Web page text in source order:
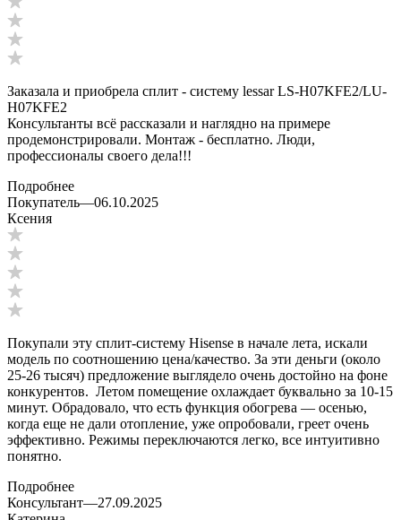
Заказала и приобрела сплит - систему lessar LS-H07KFE2/LU-
H07KFE2
Консультанты всё рассказали и наглядно на примере
продемонстрировали. Монтаж - бесплатно. Люди,
профессионалы своего дела!!!
Подробнее
Покупатель—06.10.2025
Ксения
Покупали эту сплит-систему Hisense в начале лета, искали
модель по соотношению цена/качество. За эти деньги (около
25-26 тысяч) предложение выглядело очень достойно на фоне
конкурентов. Летом помещение охлаждает буквально за 10-15
минут. Обрадовало, что есть функция обогрева — осенью,
когда еще не дали отопление, уже опробовали, греет очень
эффективно. Режимы переключаются легко, все интуитивно
понятно.
Подробнее
Консультант—27.09.2025